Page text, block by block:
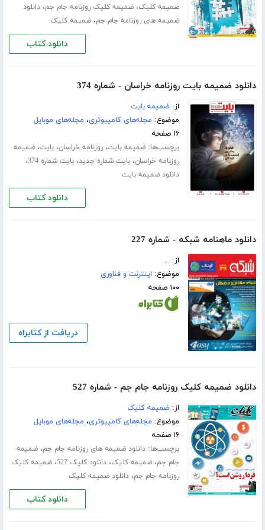
ضمیمه کلیک،ضمیمه کلیک روزنامه جام جم،دانلود
ضمیمه های روزنامه جام جم،ضمیمه کلیک
دانلود کتاب
دانلود ضمیمه بایت روزنامه خراسان - شماره 374
از: ضمیمه بایت
موضوع: مجله‌های کامپیوتری، مجله‌های موبایل
۱۶ صفحه
برچسب‌ها:ضمیمه بایت،روزنامه خراسان،بایت،ضمیمه
روزنامه خراسان،بایت شماره جدید،بایت شماره 374 ،
دانلود ضمیمه بایت
دانلود کتاب
دانلود ماهنامه شبکه - شماره 227
از: ...
موضوع: اینترنت و فناوری
۱۰۰ صفحه
دریافت از کتابراه
دانلود ضمیمه کلیک روزنامه جام جم - شماره 527
از: ضمیمه کلیک
موضوع: مجله‌های کامپیوتری، مجله‌های موبایل
۱۶ صفحه
برچسب‌ها:دانلود ضمیمه های روزنامه جام جم،ضمیمه
جام جم،ضمیمه کلیک،دانلود کلیک 527 ،ضمیمه کلیک
روزنامه جام جم،دانلود ضمیمه کلیک
دانلود کتاب